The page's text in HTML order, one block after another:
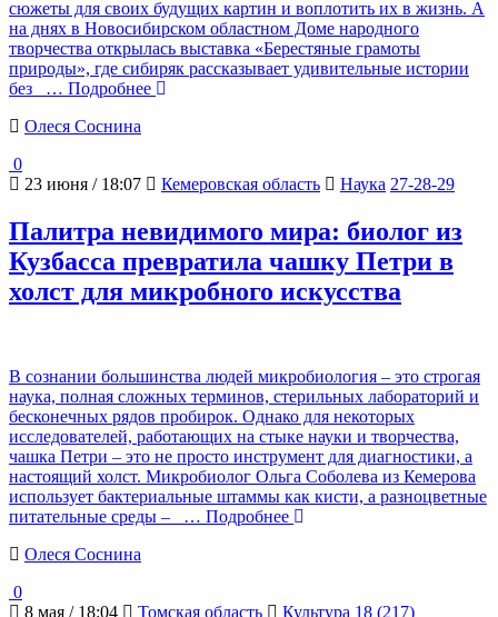
сюжеты для своих будущих картин и воплотить их в жизнь. А
на днях в Новосибирском областном Доме народного
творчества открылась выставка «Берестяные грамоты
природы», где сибиряк рассказывает удивительные истории
без
… Подробнее
Олеся Соснина
0
23 июня / 18:07
Кемеровская область Наука 27-28-29
Палитра невидимого мира: биолог из
Кузбасса превратила чашку Петри в
холст для микробного искусства
В сознании большинства людей микробиология – это строгая
наука, полная сложных терминов, стерильных лабораторий и
бесконечных рядов пробирок. Однако для некоторых
исследователей, работающих на стыке науки и творчества,
чашка Петри – это не просто инструмент для диагностики, а
настоящий холст. Микробиолог Ольга Соболева из Кемерова
использует бактериальные штаммы как кисти, а разноцветные
питательные среды –
… Подробнее
Олеся Соснина
0
8 мая / 18:04
Томская область Культура 18 (217)